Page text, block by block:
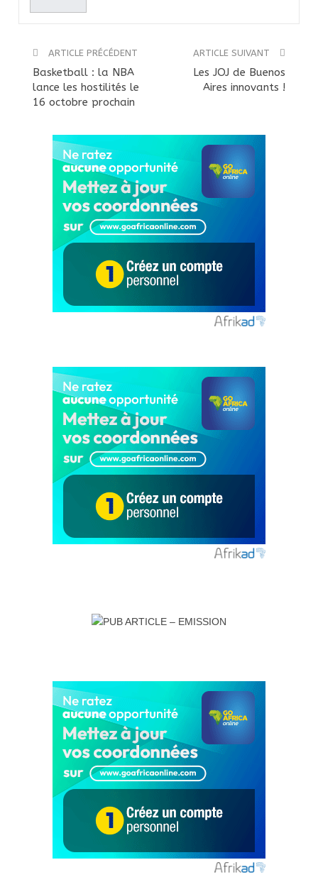
ARTICLE PRÉCÉDENT
Basketball : la NBA
lance les hostilités le
16 octobre prochain
ARTICLE SUIVANT
Les JOJ de Buenos
Aires innovants !